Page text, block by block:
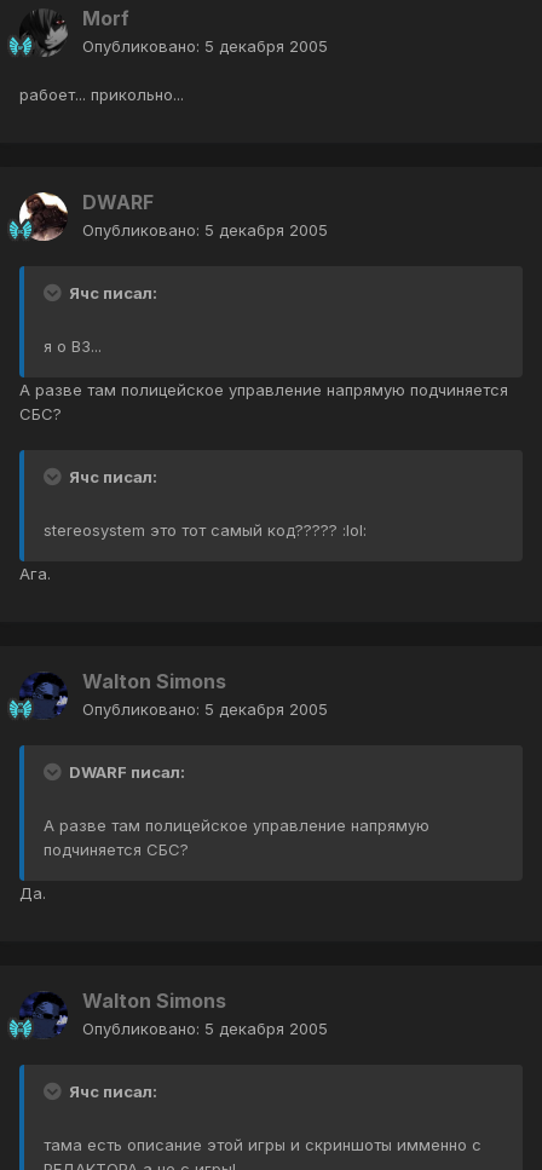
Morf
Опубликовано: 5 декабря 2005
рабоет... прикольно...
DWARF
Опубликовано: 5 декабря 2005
Ячс писал:
я о ВЗ...
А разве там полицейское управление напрямую подчиняется
СБС?
Ячс писал:
stereosystem это тот самый код????? :lol:
Ага.
Walton Simons
Опубликовано: 5 декабря 2005
DWARF писал:
А разве там полицейское управление напрямую
подчиняется СБС?
Да.
Walton Simons
Опубликовано: 5 декабря 2005
Ячс писал:
тама есть описание этой игры и скриншоты имменно с